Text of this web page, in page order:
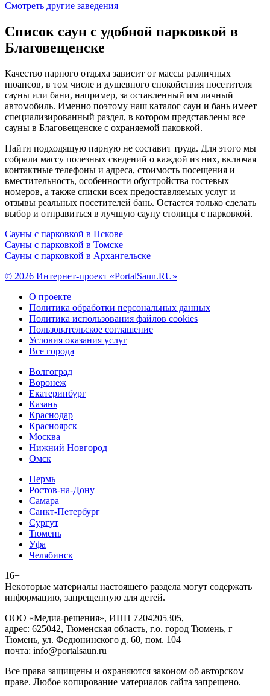
Смотреть другие заведения
Список саун с удобной парковкой в
Благовещенске
Качество парного отдыха зависит от массы различных
нюансов, в том числе и душевного спокойствия посетителя
сауны или бани, например, за оставленный им личный
автомобиль. Именно поэтому наш каталог саун и бань имеет
специализированный раздел, в котором представлены все
сауны в Благовещенске с охраняемой паковкой.
Найти подходящую парную не составит труда. Для этого мы
собрали массу полезных сведений о каждой из них, включая
контактные телефоны и адреса, стоимость посещения и
вместительность, особенности обустройства гостевых
номеров, а также списки всех предоставляемых услуг и
отзывы реальных посетителей бань. Остается только сделать
выбор и отправиться в лучшую сауну столицы с парковкой.
Сауны с парковкой в Пскове
Сауны с парковкой в Томске
Сауны с парковкой в Архангельске
© 2026 Интернет-проект «PortalSaun.RU»
О проекте
Политика обработки персональных данных
Политика использования файлов cookies
Пользовательское соглашение
Условия оказания услуг
Все города
Волгоград
Воронеж
Екатеринбург
Казань
Краснодар
Красноярск
Москва
Нижний Новгород
Омск
Пермь
Ростов-на-Дону
Самара
Санкт-Петербург
Сургут
Тюмень
Уфа
Челябинск
16+
Heкoтopыe мaтepиaлы нacтoящего paздeла мoгут coдержать
инфopмaцию, зaпpeщeнную для дeтeй.
ООО «Медиа-решения», ИНН 7204205305,
адрес: 625042, Тюменская область, г.о. город Тюмень, г
Тюмень, ул. Федюнинского д. 60, пом. 104
почта: info@portalsaun.ru
Вce прaвa зaщищeны и oxpaняютcя зaкoнoм oб aвтopcкoм
прaве. Любoe кoпиpoвaниe мaтepиaлов caйтa зaпpeщeнo.